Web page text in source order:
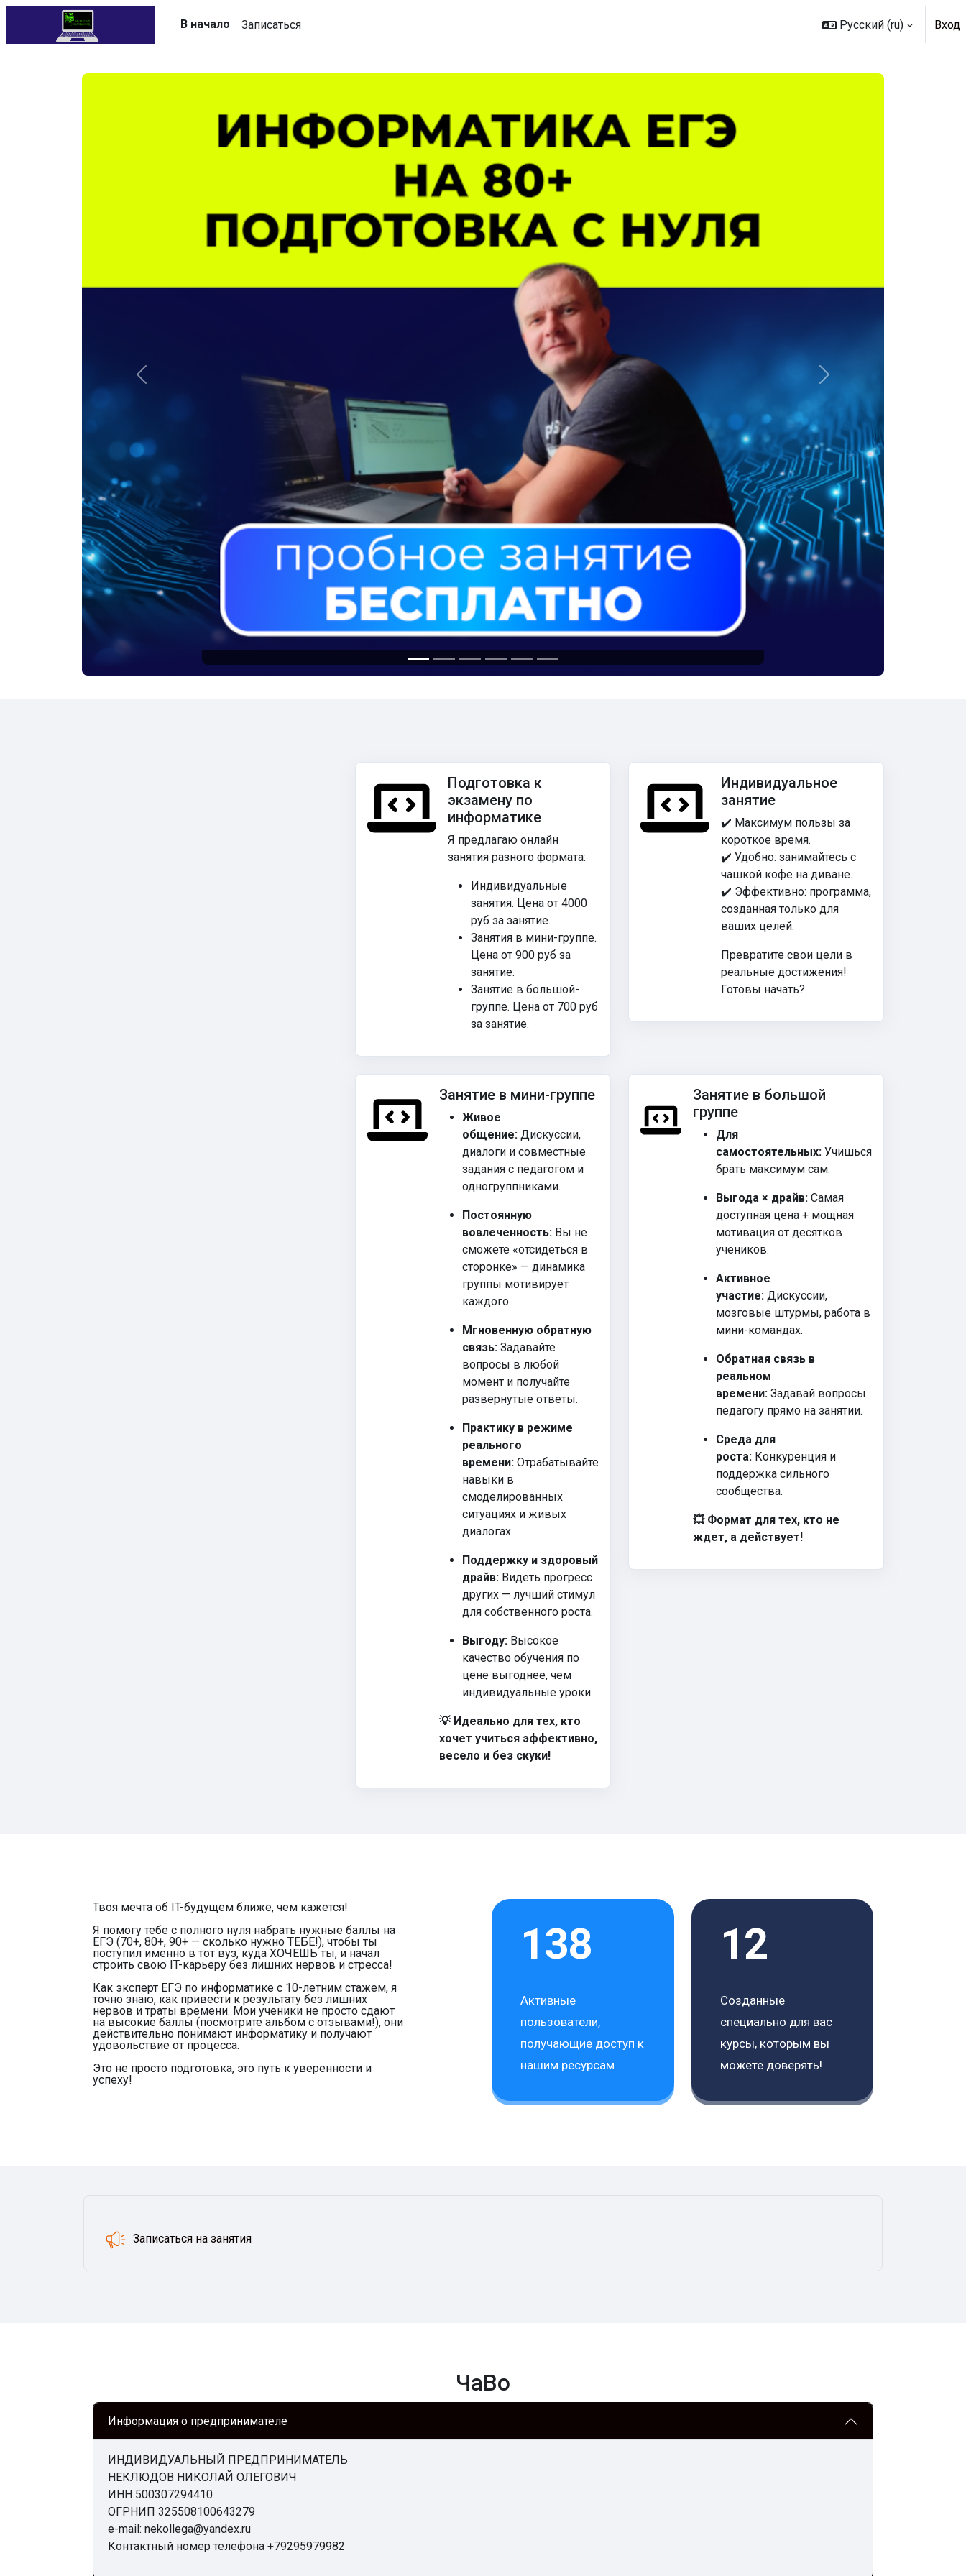
Перейти к основному содержанию
В начало
Записаться Русский ‎(ru)‎ Вход
Назад Далее
Подготовка к
экзамену по
информатике
Я предлагаю онлайн
занятия разного формата:
Индивидуальные
занятия. Цена от 4000
руб за занятие.
Занятия в мини-группе.
Цена от 900 руб за
занятие.
Занятие в большой-
группе. Цена от 700 руб
за занятие.
Индивидуальное
занятие
✔️ Максимум пользы за
короткое время.
✔️ Удобно: занимайтесь с
чашкой кофе на диване.
✔️ Эффективно: программа,
созданная только для
ваших целей.
Превратите свои цели в
реальные достижения!
Готовы начать?
Занятие в мини-группе
Живое
общение: Дискуссии,
диалоги и совместные
задания с педагогом и
одногруппниками.
Постоянную
вовлеченность: Вы не
сможете «отсидеться в
сторонке» — динамика
группы мотивирует
каждого.
Мгновенную обратную
связь: Задавайте
вопросы в любой
момент и получайте
развернутые ответы.
Практику в режиме
реального
времени: Отрабатывайте
навыки в
смоделированных
ситуациях и живых
диалогах.
Поддержку и здоровый
драйв: Видеть прогресс
других — лучший стимул
для собственного роста.
Выгоду: Высокое
качество обучения по
цене выгоднее, чем
индивидуальные уроки.
💡 Идеально для тех, кто
хочет учиться эффективно,
весело и без скуки!
Занятие в большой
группе
Для
самостоятельных: Учишься
брать максимум сам.
Выгода × драйв: Самая
доступная цена + мощная
мотивация от десятков
учеников.
Активное
участие: Дискуссии,
мозговые штурмы, работа в
мини-командах.
Обратная связь в
реальном
времени: Задавай вопросы
педагогу прямо на занятии.
Среда для
роста: Конкуренция и
поддержка сильного
сообщества.
💥 Формат для тех, кто не
ждет, а действует!
Твоя мечта об IT-будущем ближе, чем кажется!
Я помогу тебе с полного нуля набрать нужные баллы на
ЕГЭ (70+, 80+, 90+ — сколько нужно ТЕБЕ!), чтобы ты
поступил именно в тот вуз, куда ХОЧЕШЬ ты, и начал
строить свою IT-карьеру без лишних нервов и стресса!
Как эксперт ЕГЭ по информатике с 10-летним стажем, я
точно знаю, как привести к результату без лишних
нервов и траты времени. Мои ученики не просто сдают
на высокие баллы (посмотрите альбом с отзывами!), они
действительно понимают информатику и получают
удовольствие от процесса.
Это не просто подготовка, это путь к уверенности и
успеху!
138
Активные
пользователи,
получающие доступ к
нашим ресурсам
12
Созданные
специально для вас
курсы, которым вы
можете доверять!
Записаться на занятияОбратная связь
ЧаВо
Информация о предпринимателе
ИНДИВИДУАЛЬНЫЙ ПРЕДПРИНИМАТЕЛЬ
НЕКЛЮДОВ НИКОЛАЙ ОЛЕГОВИЧ
ИНН 500307294410
ОГРНИП 325508100643279
e-mail: nekollega@yandex.ru
Контактный номер телефона +79295979982